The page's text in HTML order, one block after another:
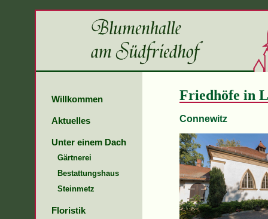
Willkommen
Aktuelles
Unter einem Dach
Gärtnerei
Bestattungshaus
Steinmetz
Floristik
Friedhöfe in
Connewitz